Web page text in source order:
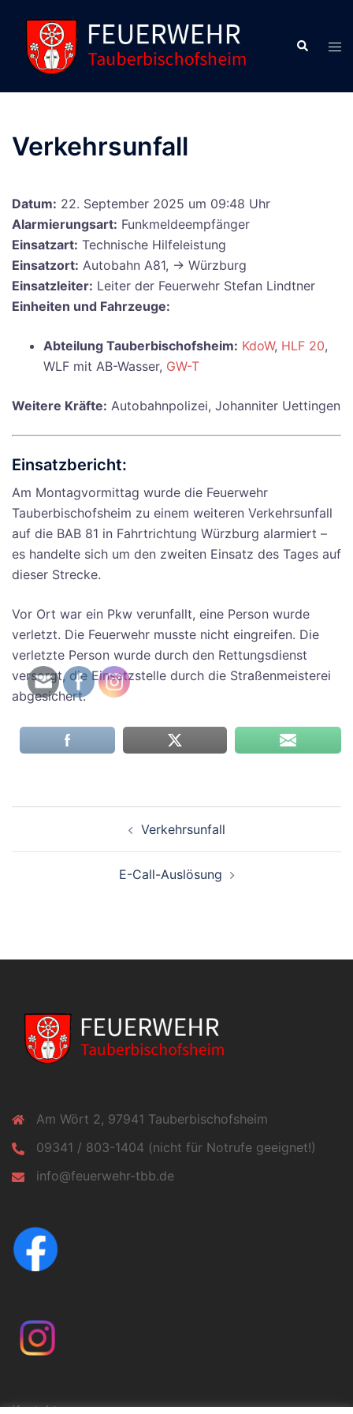
Inhalt
springen
Suche
Verkehrsunfall
Datum: 22. September 2025 um 09:48 Uhr
Alarmierungsart: Funkmeldeempfänger
Einsatzart: Technische Hilfeleistung
Einsatzort: Autobahn A81, -> Würzburg
Einsatzleiter: Leiter der Feuerwehr Stefan Lindtner
Einheiten und Fahrzeuge:
Abteilung Tauberbischofsheim: KdoW, HLF 20,
WLF mit AB-Wasser, GW-T
Weitere Kräfte: Autobahnpolizei, Johanniter Uettingen
Einsatzbericht:
Am Montagvormittag wurde die Feuerwehr
Tauberbischofsheim zu einem weiteren Verkehrsunfall
auf die BAB 81 in Fahrtrichtung Würzburg alarmiert –
es handelte sich um den zweiten Einsatz des Tages auf
dieser Strecke.
Vor Ort war ein Pkw verunfallt, eine Person wurde
verletzt. Die Feuerwehr musste nicht eingreifen. Die
verletzte Person wurde durch den Rettungsdienst
versorgt, die Einsatzstelle durch die Straßenmeisterei
abgesichert.
Verkehrsunfall
E-Call-Auslösung
Am Wört 2, 97941 Tauberbischofsheim
09341 / 803-1404 (nicht für Notrufe geeignet!)
info@feuerwehr-tbb.de
Kontakt